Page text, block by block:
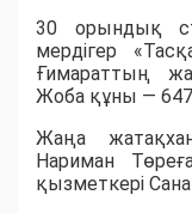
30 орындық
мердігер
Ғимараттың
Жоба құны —
Жаңа
Нариман
қызметкері